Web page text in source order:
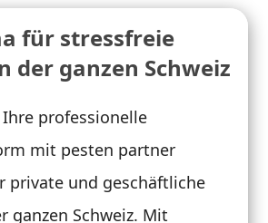
für stressfreie
der ganzen Schweiz
professionelle
mit pesten partner
private und geschäftliche
ganzen Schweiz. Mit